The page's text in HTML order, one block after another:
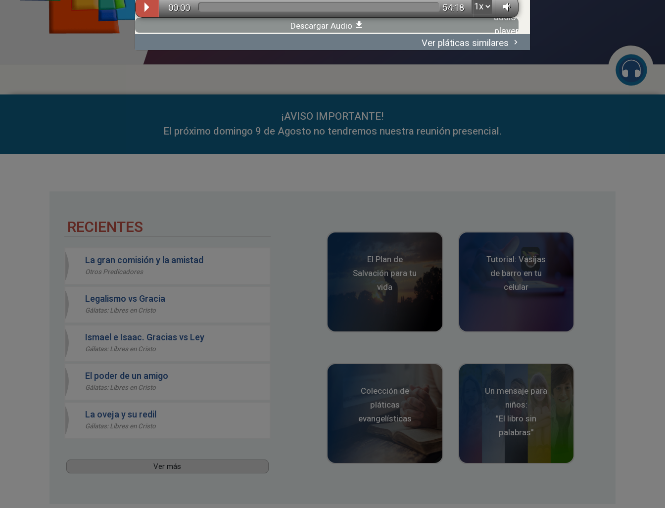
¡AVISO IMPORTANTE!
El próximo domingo 9 de Agosto no tendremos nuestra reunión presencial.
RECIENTES
La gran comisión y la amistad
Otros Predicadores
Legalismo vs Gracia
Gálatas: Libres en Cristo
Ismael e Isaac. Gracias vs Ley
Gálatas: Libres en Cristo
El poder de un amigo
Gálatas: Libres en Cristo
La oveja y su redil
Gálatas: Libres en Cristo
Ver más
El Plan de
Salvación para tu
vida
Tutorial: Vasijas
de barro en tu
celular
Colección de
pláticas
evangelísticas
Un mensaje para
niños:
"El libro sin
palabras"
00:00 54:18
Descargar Audio
Ver pláticas similares